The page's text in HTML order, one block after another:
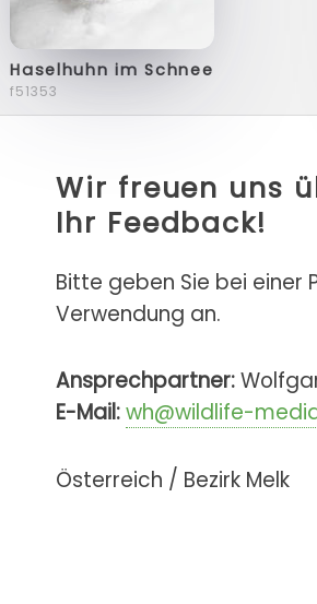
Haselhuhn im Schnee
f51353
Wir freuen uns
Ihr Feedback!
Bitte geben Sie bei
Verwendung an.
Ansprechpartner:
E-Mail:wh@wildlife-
Österreich / Bezirk Melk